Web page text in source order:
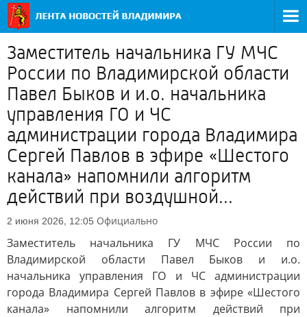
Заместитель начальника ГУ МЧС
России по Владимирской области
Павел Быков и и.о. начальника
управления ГО и ЧС
администрации города Владимира
Сергей Павлов в эфире «Шестого
канала» напомнили алгоритм
действий при воздушной...
2 июня 2026, 12:05 Официально
Заместитель начальника ГУ МЧС России по
Владимирской области Павел Быков и и.о.
начальника управления ГО и ЧС администрации
города Владимира Сергей Павлов в эфире «Шестого
канала» напомнили алгоритм действий при